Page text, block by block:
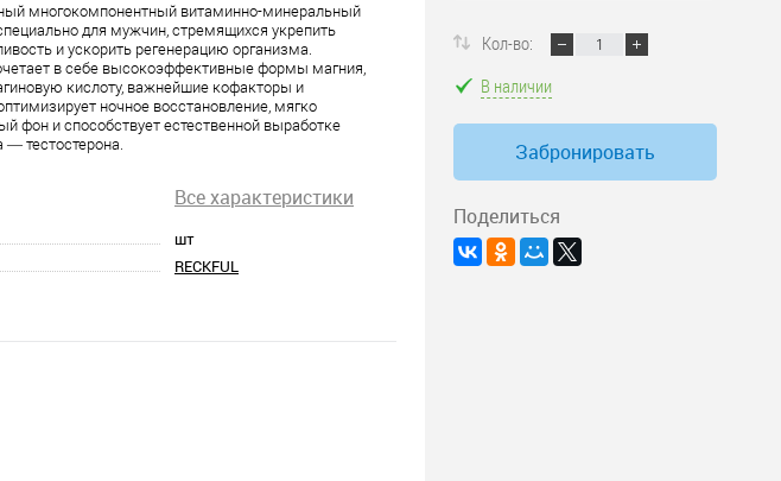
многокомпонентный витаминно-минеральный
для мужчин, стремящихся укрепить
и ускорить регенерацию организма.
в себе высокоэффективные формы магния,
кислоту, важнейшие кофакторы и
ночное восстановление, мягко
фон и способствует естественной выработке
тестостерона.
Все характеристики
шт
RECKFUL
Кол-во:
В наличии
Забронировать
Поделиться